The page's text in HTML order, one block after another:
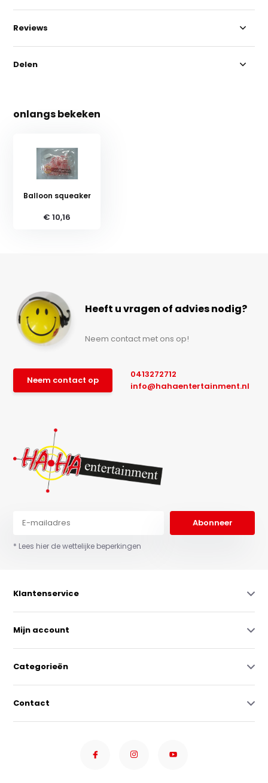
Reviews
Delen
onlangs bekeken
Balloon squeaker
€ 10,16
Heeft u vragen of advies nodig?
Neem contact met ons op!
Neem contact op
0413272712
info@hahaentertainment.nl
Abonneer
* Lees hier de wettelijke beperkingen
Klantenservice
Mijn account
Categorieën
Contact